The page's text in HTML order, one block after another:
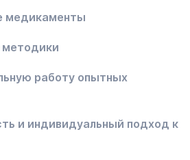
медикаменты
работу опытных
и индивидуальный подход к